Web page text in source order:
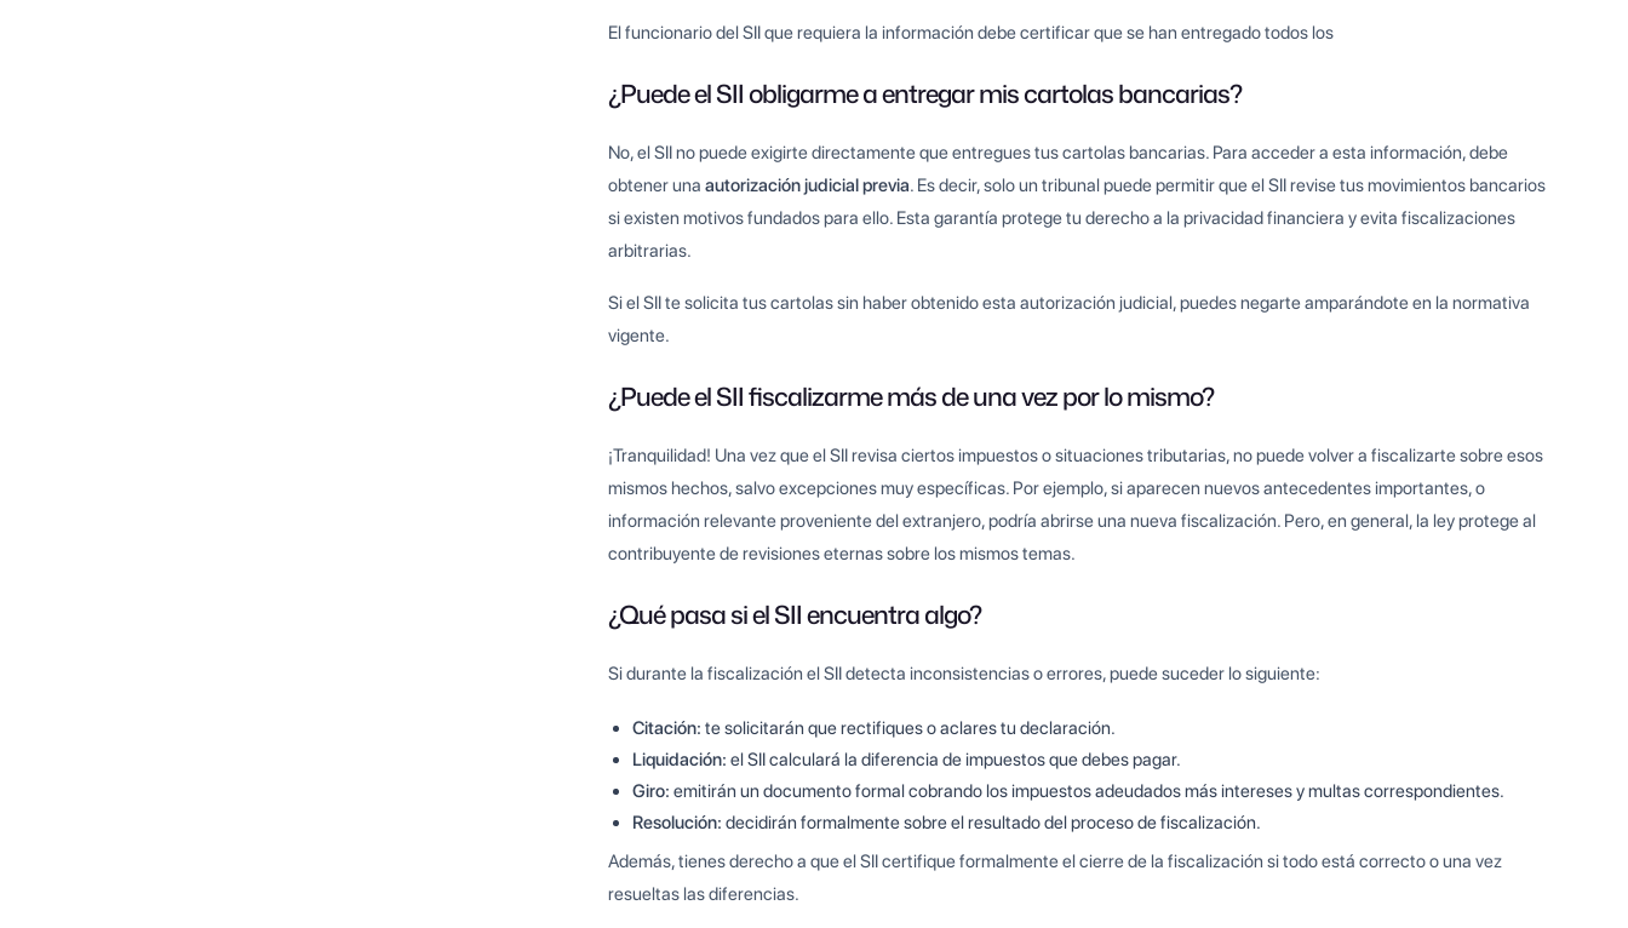
El funcionario del SII que requiera la información debe certificar que se han entregado todos los
¿Puede el SII obligarme a entregar mis cartolas bancarias?
No, el SII no puede exigirte directamente que entregues tus cartolas bancarias. Para acceder a esta información, debe
obtener unaautorización judicial previa. Es decir, solo un tribunal puede permitir que el SII revise tus movimientos bancarios
si existen motivos fundados para ello. Esta garantía protege tu derecho a la privacidad financiera y evita fiscalizaciones
arbitrarias.
Si el SII te solicita tus cartolas sin haber obtenido esta autorización judicial, puedes negarte amparándote en la normativa
vigente.
¿Puede el SII fiscalizarme más de una vez por lo mismo?
¡Tranquilidad! Una vez que el SII revisa ciertos impuestos o situaciones tributarias, no puede volver a fiscalizarte sobre esos
mismos hechos, salvo excepciones muy específicas. Por ejemplo, si aparecen nuevos antecedentes importantes, o
información relevante proveniente del extranjero, podría abrirse una nueva fiscalización. Pero, en general, la ley protege al
contribuyente de revisiones eternas sobre los mismos temas.
¿Qué pasa si el SII encuentra algo?
Si durante la fiscalización el SII detecta inconsistencias o errores, puede suceder lo siguiente:
Citación: te solicitarán que rectifiques o aclares tu declaración.
Liquidación: el SII calculará la diferencia de impuestos que debes pagar.
Giro: emitirán un documento formal cobrando los impuestos adeudados más intereses y multas correspondientes.
Resolución: decidirán formalmente sobre el resultado del proceso de fiscalización.
Además, tienes derecho a que el SII certifique formalmente el cierre de la fiscalización si todo está correcto o una vez
resueltas las diferencias.